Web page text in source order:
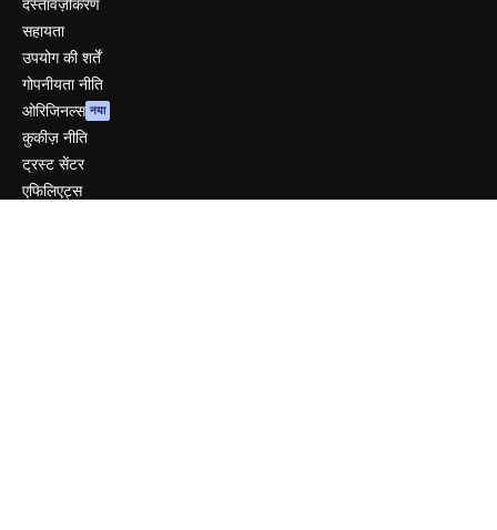
दस्तावेज़ीकरण
सहायता
उपयोग की शर्तें
गोपनीयता नीति
ओरिजिनल्स नया
कुकीज़ नीति
ट्रस्ट सेंटर
एफिलिएट्स